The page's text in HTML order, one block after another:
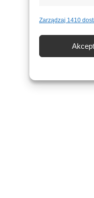
Funkcje
Dopasowanie i
Identyfikacja
Zapewnienie
naprawianie
Zarządzaj 1410